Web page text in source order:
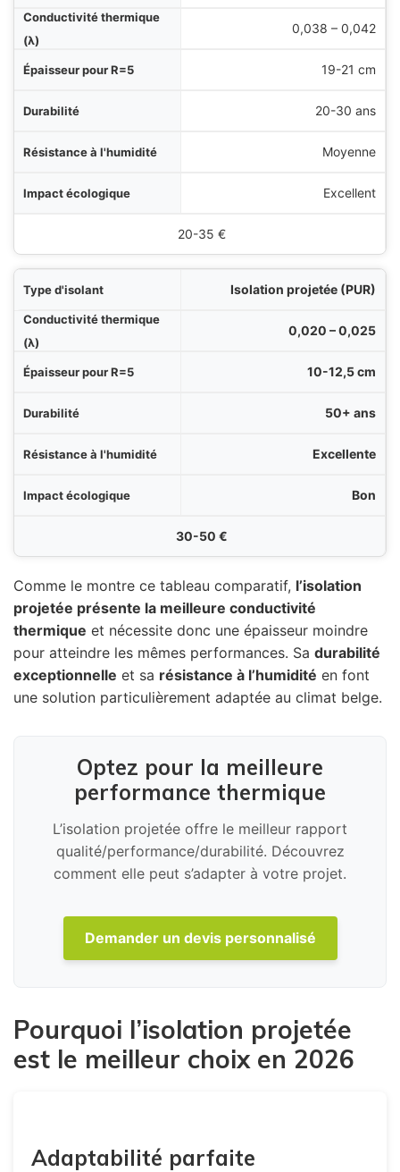
0,038 – 0,042
19-21 cm
20-30 ans
Moyenne
Excellent
20-35 €
Isolation projetée (PUR)
0,020 – 0,025
10-12,5 cm
50+ ans
Excellente
Bon
30-50 €
Comme le montre ce tableau comparatif, l’isolation
projetée présente la meilleure conductivité
thermique et nécessite donc une épaisseur moindre
pour atteindre les mêmes performances. Sa durabilité
exceptionnelle et sa résistance à l’humidité en font
une solution particulièrement adaptée au climat belge.
Optez pour la meilleure
performance thermique
L’isolation projetée offre le meilleur rapport
qualité/performance/durabilité. Découvrez
comment elle peut s’adapter à votre projet.
Demander un devis personnalisé
Pourquoi l’isolation projetée
est le meilleur choix en 2026
Adaptabilité parfaite